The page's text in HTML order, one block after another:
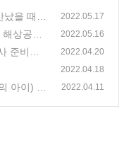
을 때 :
사랑해
2022.05.17
상공원 2022.05.16
준비를
2022.04.20
2022.04.18
아이) 보
2022.04.11